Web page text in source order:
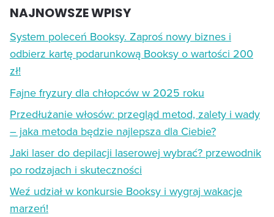
NAJNOWSZE WPISY
System poleceń Booksy. Zaproś nowy biznes i
odbierz kartę podarunkową Booksy o wartości 200
zł!
Fajne fryzury dla chłopców w 2025 roku
Przedłużanie włosów: przegląd metod, zalety i wady
– jaka metoda będzie najlepsza dla Ciebie?
Jaki laser do depilacji laserowej wybrać? przewodnik
po rodzajach i skuteczności
Weź udział w konkursie Booksy i wygraj wakacje
marzeń!